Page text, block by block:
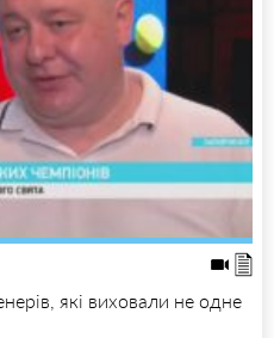
які виховали не одне